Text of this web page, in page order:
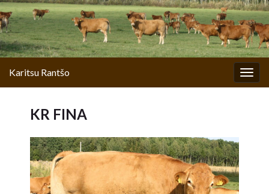
Karitsu Rantšo
KR FINA